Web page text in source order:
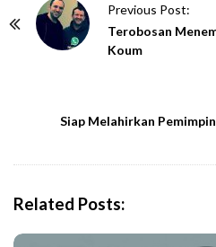
Previous Post:
Terobosan
Koum
Siap Melahirkan
Related Posts: